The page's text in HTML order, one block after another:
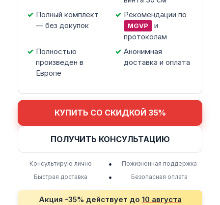
Полный комплект
— без докупок
Рекомендации по
MGVP
и
протоколам
Полностью
произведен в
Европе
Анонимная
доставка и оплата
КУПИТЬ СО СКИДКОЙ 35%
ПОЛУЧИТЬ КОНСУЛЬТАЦИЮ
Консультирую лично •
Пожизненная поддержка
Быстрая доставка
• Безопасная оплата
Акция -35% действует до 10 августа